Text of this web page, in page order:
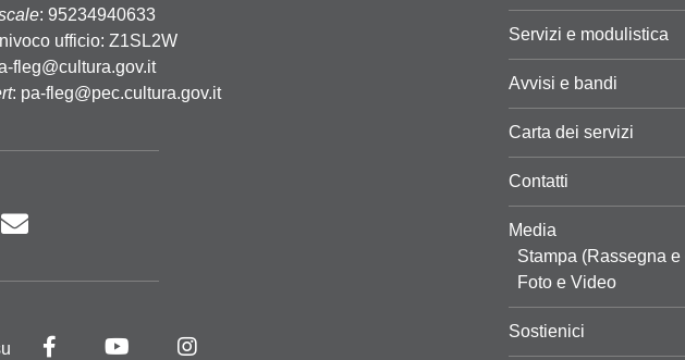
: 95234940633
ufficio: Z1SL2W
fleg@cultura.gov.it
: pa-fleg@pec.cultura.gov.it
Servizi e modulistica
Avvisi e bandi
Carta dei servizi
Contatti
Media
Stampa (Rassegna
Foto e Video
Sostienici